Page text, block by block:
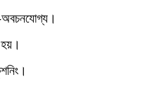
অবচনযোগ্য।